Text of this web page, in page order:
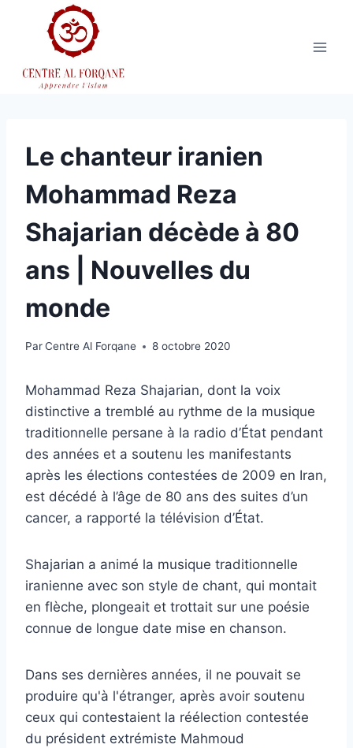
Le chanteur iranien
Mohammad Reza
Shajarian décède à 80
ans | Nouvelles du
monde
ParCentre Al Forqane 8 octobre 2020
Mohammad Reza Shajarian, dont la voix
distinctive a tremblé au rythme de la musique
traditionnelle persane à la radio d’État pendant
des années et a soutenu les manifestants
après les élections contestées de 2009 en Iran,
est décédé à l’âge de 80 ans des suites d’un
cancer, a rapporté la télévision d’État.
Shajarian a animé la musique traditionnelle
iranienne avec son style de chant, qui montait
en flèche, plongeait et trottait sur une poésie
connue de longue date mise en chanson.
Dans ses dernières années, il ne pouvait se
produire qu'à l'étranger, après avoir soutenu
ceux qui contestaient la réélection contestée
du président extrémiste Mahmoud